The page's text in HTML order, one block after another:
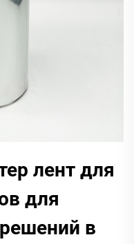
лент для
для
в